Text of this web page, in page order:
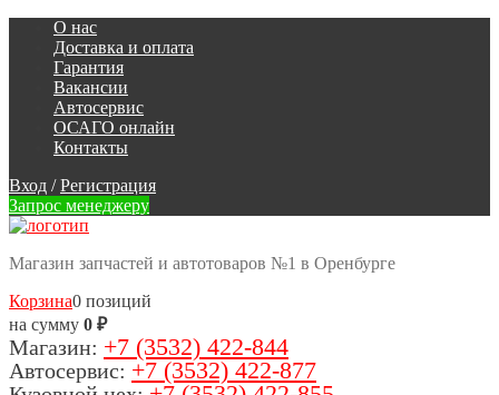
О нас
Доставка и оплата
Гарантия
Вакансии
Автосервис
ОСАГО онлайн
Контакты
Вход / Регистрация
Запрос менеджеру
Магазин запчастей и автотоваров №1 в Оренбурге
Корзина0 позиций
на сумму 0 ₽
Магазин: +7 (3532) 422-844
Автосервис: +7 (3532) 422-877